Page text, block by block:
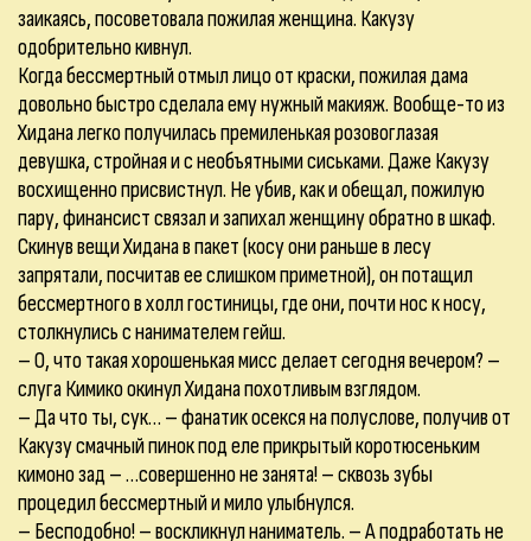
заикаясь, посоветовала пожилая женщина. Какузу
одобрительно кивнул.
Когда бессмертный отмыл лицо от краски, пожилая дама
довольно быстро сделала ему нужный макияж. Вообще-то из
Хидана легко получилась премиленькая розовоглазая
девушка, стройная и с необъятными сиськами. Даже Какузу
восхищенно присвистнул. Не убив, как и обещал, пожилую
пару, финансист связал и запихал женщину обратно в шкаф.
Скинув вещи Хидана в пакет (косу они раньше в лесу
запрятали, посчитав ее слишком приметной), он потащил
бессмертного в холл гостиницы, где они, почти нос к носу,
столкнулись с нанимателем гейш.
– О, что такая хорошенькая мисс делает сегодня вечером? –
слуга Кимико окинул Хидана похотливым взглядом.
– Да что ты, сук… – фанатик осекся на полуслове, получив от
Какузу смачный пинок под еле прикрытый коротюсеньким
кимоно зад – …совершенно не занята! – сквозь зубы
процедил бессмертный и мило улыбнулся.
– Бесподобно! – воскликнул наниматель. – А подработать не